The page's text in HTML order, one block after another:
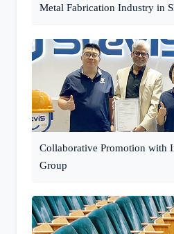
Metal Fabrication Industry in
Collaborative Promotion with
Group